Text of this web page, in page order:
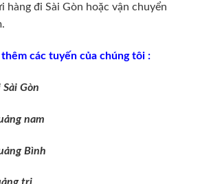
hàng đi Sài Gòn hoặc vận chuyển
các tuyến của chúng tôi :
Gòn
nam
Bình